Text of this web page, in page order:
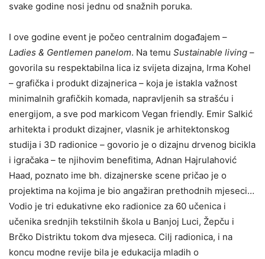
svake godine nosi jednu od snažnih poruka.
I ove godine event je počeo centralnim događajem –
Ladies & Gentlemen panelom. Na temu Sustainable living –
govorila su respektabilna lica iz svijeta dizajna, Irma Kohel
– grafička i produkt dizajnerica – koja je istakla važnost
minimalnih grafičkih komada, napravljenih sa strašću i
energijom, a sve pod markicom Vegan friendly. Emir Salkić
arhitekta i produkt dizajner, vlasnik je arhitektonskog
studija i 3D radionice – govorio je o dizajnu drvenog bicikla
i igračaka – te njihovim benefitima, Adnan Hajrulahović
Haad, poznato ime bh. dizajnerske scene pričao je o
projektima na kojima je bio angažiran prethodnih mjeseci…
Vodio je tri edukativne eko radionice za 60 učenica i
učenika srednjih tekstilnih škola u Banjoj Luci, Žepču i
Brčko Distriktu tokom dva mjeseca. Cilj radionica, i na
koncu modne revije bila je edukacija mladih o